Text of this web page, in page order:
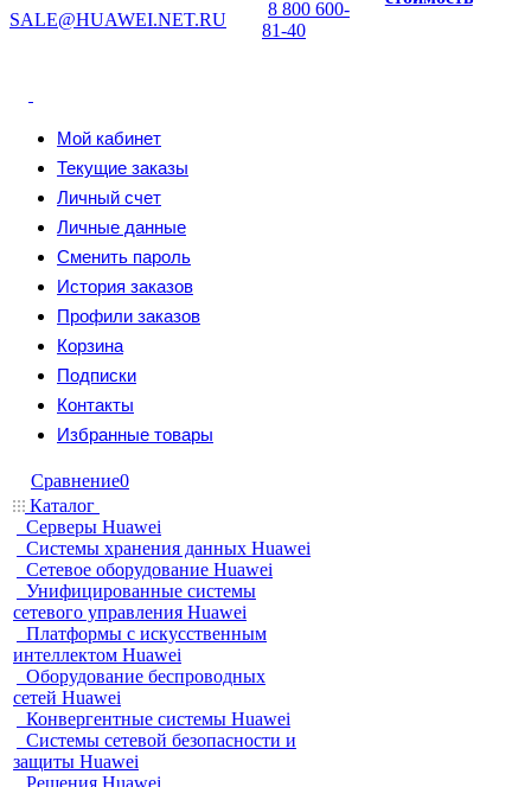
SALE@HUAWEI.NET.RU
8 800 600-
81-40
Мой кабинет
Текущие заказы
Личный счет
Личные данные
Сменить пароль
История заказов
Профили заказов
Корзина
Подписки
Контакты
Избранные товары
Сравнение0
Каталог
Серверы Huawei
Системы хранения данных Huawei
Сетевое оборудование Huawei
Унифицированные системы
сетевого управления Huawei
Платформы с искусственным
интеллектом Huawei
Оборудование беспроводных
сетей Huawei
Конвергентные системы Huawei
Системы сетевой безопасности и
защиты Huawei
Решения Huawei